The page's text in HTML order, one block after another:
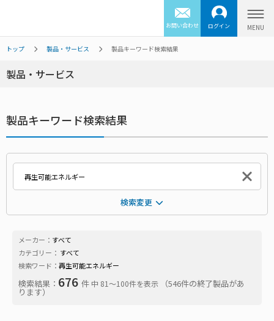
お問い合わせ ログイン
トップ 製品・サービス 製品キーワード検索結果
製品・サービス
製品キーワード検索結果
検索変更
メーカー： すべて
カテゴリー： すべて
検索ワード： 再生可能エネルギー
検索結果： 676 件 中 81〜100件を表示 （546件の終了製品があ
ります）